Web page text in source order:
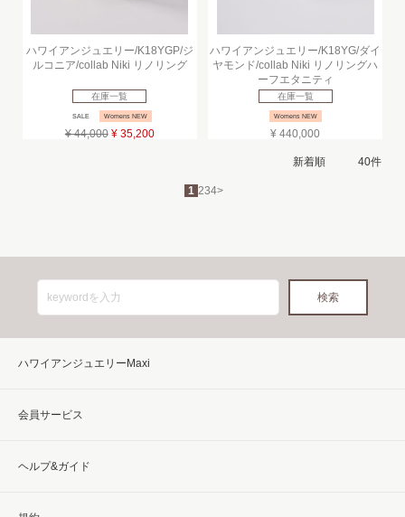
ハワイアンジュエリー/K18YGP/ジ
ルコニア/collab Niki リノリング
在庫一覧
SALE Womens NEW
¥ 44,000 ¥ 35,200
ハワイアンジュエリー/K18YG/ダイ
ヤモンド/collab Niki リノリングハ
ーフエタニティ
在庫一覧
Womens NEW
¥ 440,000
1 234>
ハワイアンジュエリーMaxi
会員サービス
ヘルプ&ガイド